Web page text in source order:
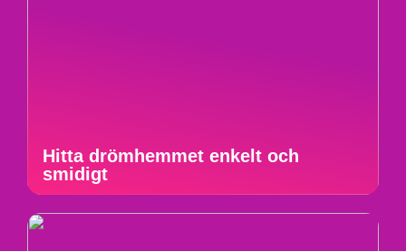
Hitta drömhemmet enkelt och
smidigt